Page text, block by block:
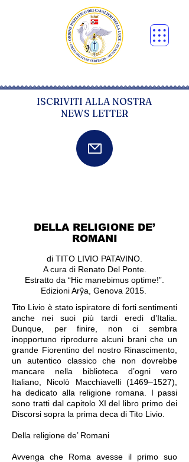
ISCRIVITI ALLA NOSTRA
NEWS LETTER
DELLA RELIGIONE DE’
ROMANI
di TITO LIVIO PATAVINO.
A cura di Renato Del Ponte.
Estratto da “Hic manebimus optime!”.
Edizioni Arŷa, Genova 2015.
Tito Livio è stato ispiratore di forti sentimenti
anche nei suoi più tardi eredi d’Italia.
Dunque, per finire, non ci sembra
inopportuno riprodurre alcuni brani che un
grande Fiorentino del nostro Rinascimento,
un autentico classico che non dovrebbe
mancare nella biblioteca d’ogni vero
Italiano, Nicolò Macchiavelli (1469–1527),
ha dedicato alla religione romana. I passi
sono tratti dal capitolo XI del libro primo dei
Discorsi sopra la prima deca di Tito Livio.
Della religione de’ Romani
Avvenga che Roma avesse il primo suo